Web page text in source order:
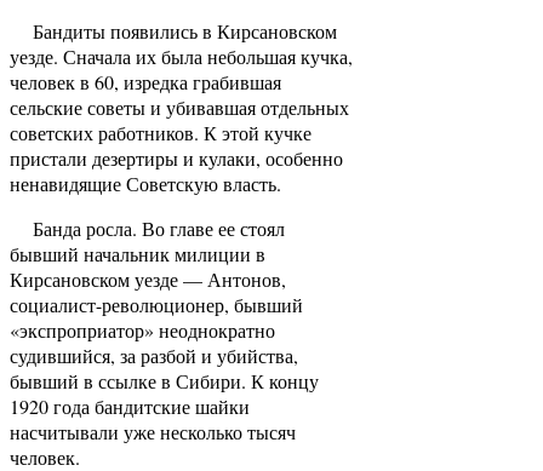
Бандиты появились в Кирсановском
уезде. Сначала их была небольшая кучка,
человек в 60, изредка грабившая
сельские советы и убивавшая отдельных
советских работников. К этой кучке
пристали дезертиры и кулаки, особенно
ненавидящие Совет­скую власть.
Банда росла. Во главе ее стоял
бывший начальник милиции в
Кирсановском уезде — Антонов,
социалист-революционер, бывший
«экспроприатор» неоднократно
судившийся, за разбой и убийства,
бывший в ссылке в Сибири. К концу
1920 года бандитские шайки
насчитывали уже несколько тысяч
человек.